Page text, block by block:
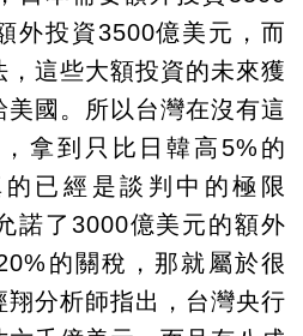
外投資3500億美元，而
這些大額投資的未來獲
國。所以台灣在沒有這
拿到只比日韓高5%的
已經是談判中的極限
諾了3000億美元的額外
的關稅，那就屬於很
分析師指出，台灣央行